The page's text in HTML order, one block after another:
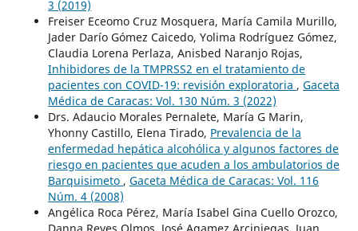
3 (2019)
Freiser Eceomo Cruz Mosquera, María Camila Murillo,
Jader Darío Gómez Caicedo, Yolima Rodríguez Gómez,
Claudia Lorena Perlaza, Anisbed Naranjo Rojas,
Inhibidores de la TMPRSS2 en el tratamiento de
pacientes con COVID-19: revisión exploratoria , Gaceta
Médica de Caracas: Vol. 130 Núm. 3 (2022)
Drs. Adaucio Morales Pernalete, María G Marin,
Yhonny Castillo, Elena Tirado, Prevalencia de la
enfermedad hepática alcohólica y algunos factores de
riesgo en pacientes que acuden a los ambulatorios de
Barquisimeto , Gaceta Médica de Caracas: Vol. 116
Núm. 4 (2008)
Angélica Roca Pérez, María Isabel Gina Cuello Orozco,
Danna Reyes Olmos, José Agamez Arciniegas, Juan